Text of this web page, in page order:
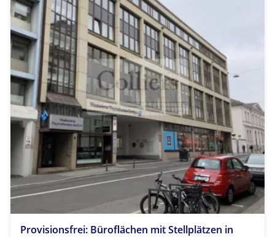
Provisionsfrei: Büroflächen mit Stellplätzen in